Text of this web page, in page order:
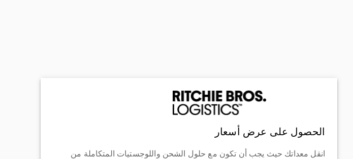
الحصول على عرض أسعار
انقل معداتك حيث يجب أن تكون مع حلول الشحن واللوجستيات المتكاملة من